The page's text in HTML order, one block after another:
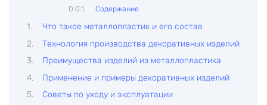
Содержание
Что такое металлопластик и его состав
Технология производства декоративных изделий
Преимущества изделий из металлопластика
Применение и примеры декоративных изделий
Советы по уходу и эксплуатации